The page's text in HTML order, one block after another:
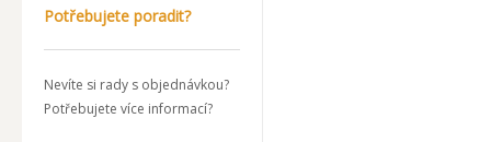
Potřebujete poradit?
Nevíte si rady s objednávkou?
Potřebujete více informací?